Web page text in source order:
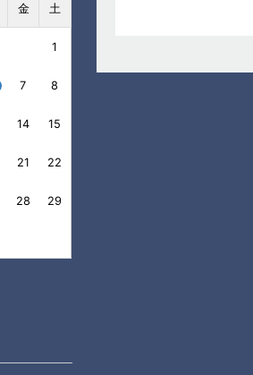
金 土
1
7 8
14 15
21 22
28 29